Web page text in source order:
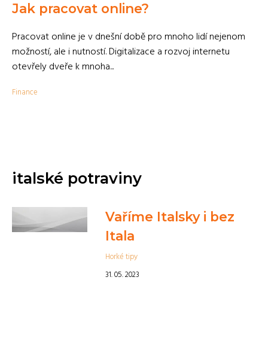
Jak pracovat online?
Pracovat online je v dnešní době pro mnoho lidí nejenom
možností, ale i nutností. Digitalizace a rozvoj internetu
otevřely dveře k mnoha...
Finance
italské potraviny
Vaříme Italsky i bez
Itala
Horké tipy
31. 05. 2023